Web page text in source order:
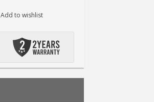
Add to wishlist